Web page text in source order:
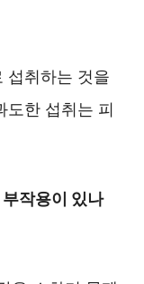
섭취하는 것을
도한 섭취는 피
작용이 있나